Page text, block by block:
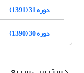
دوره 31 (1391)
دوره 30 (1390)